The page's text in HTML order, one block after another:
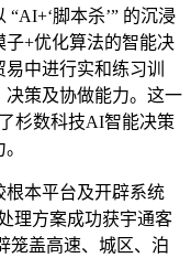
脚本杀’” 的沉浸
+优化算法的智能决
中进行实和练习训
策及协做能力。这一
杉数科技AI智能决策
本平台及开辟系统
理方案成功获宇通客
笼盖高速、城区、泊